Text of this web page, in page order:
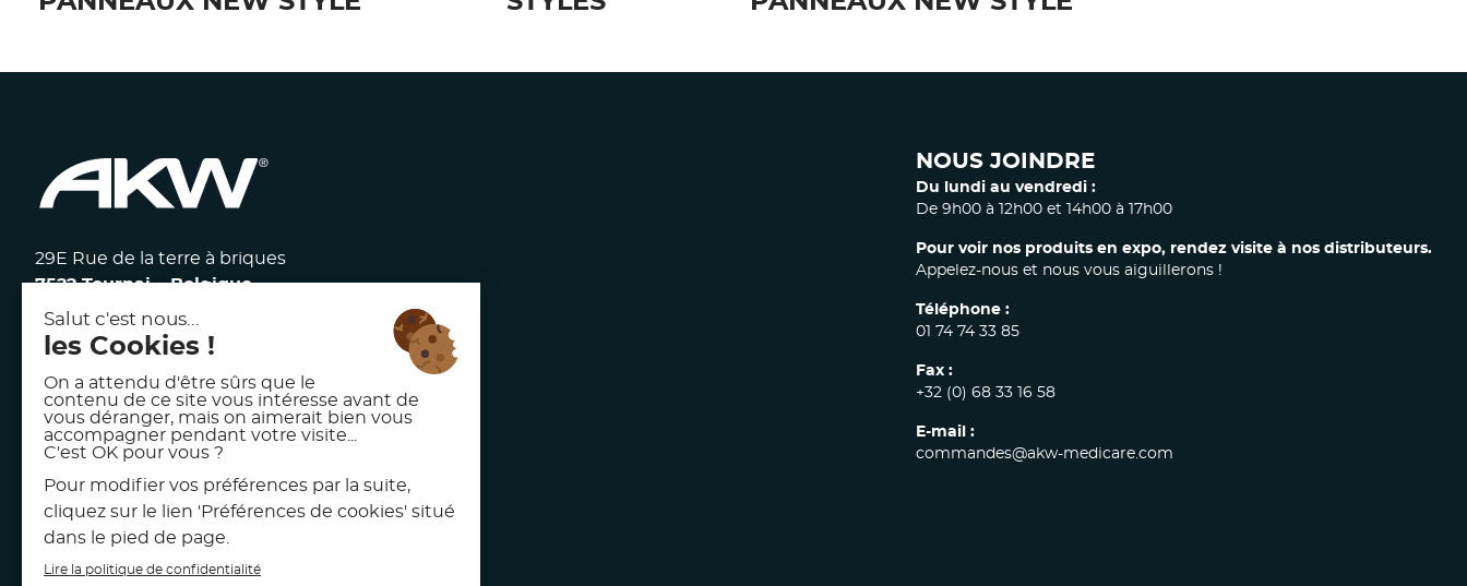
29E Rue de la terre à briques
7522 Tournai – Belgique
117 avenue Victor Hugo
92100 Boulogne Billancourt – France
facebook
linkedin
instagram
NOUS JOINDRE
Du lundi au vendredi :
De 9h00 à 12h00 et 14h00 à 17h00
Pour voir nos produits en expo, rendez visite à nos distributeurs.
Appelez-nous et nous vous aiguillerons !
Téléphone :
01 74 74 33 85
Fax :
+32 (0) 68 33 16 58
E-mail :
commandes@akw-medicare.com